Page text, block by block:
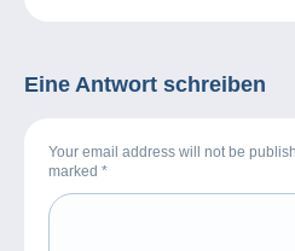
Eine Antwort schreiben
Your email address will not be
marked *